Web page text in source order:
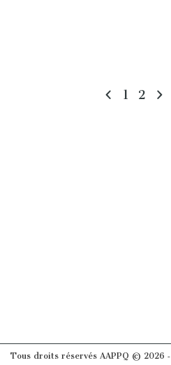
1 2
Tous droits réservés AAPPQ © 2026 ‐